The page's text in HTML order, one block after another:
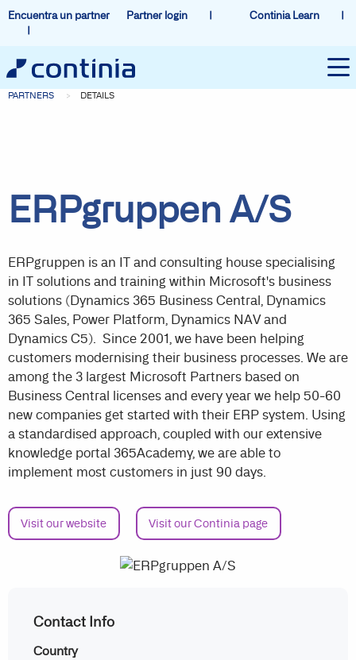
Encuentra un partner Partner login Continia Learn
PARTNERS DETAILS
ERPgruppen A/S
ERPgruppen is an IT and consulting house specialising
in IT solutions and training within Microsoft's business
solutions (Dynamics 365 Business Central, Dynamics
365 Sales, Power Platform, Dynamics NAV and
Dynamics C5). Since 2001, we have been helping
customers modernising their business processes. We are
among the 3 largest Microsoft Partners based on
Business Central licenses and every year we help 50-60
new companies get started with their ERP system. Using
a standardised approach, coupled with our extensive
knowledge portal 365Academy, we are able to
implement most customers in just 90 days.
Visit our website Visit our Continia page
Contact Info
Country